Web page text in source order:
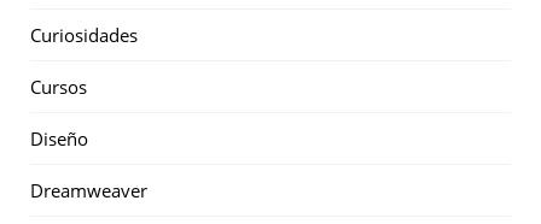
Curiosidades
Cursos
Diseño
Dreamweaver